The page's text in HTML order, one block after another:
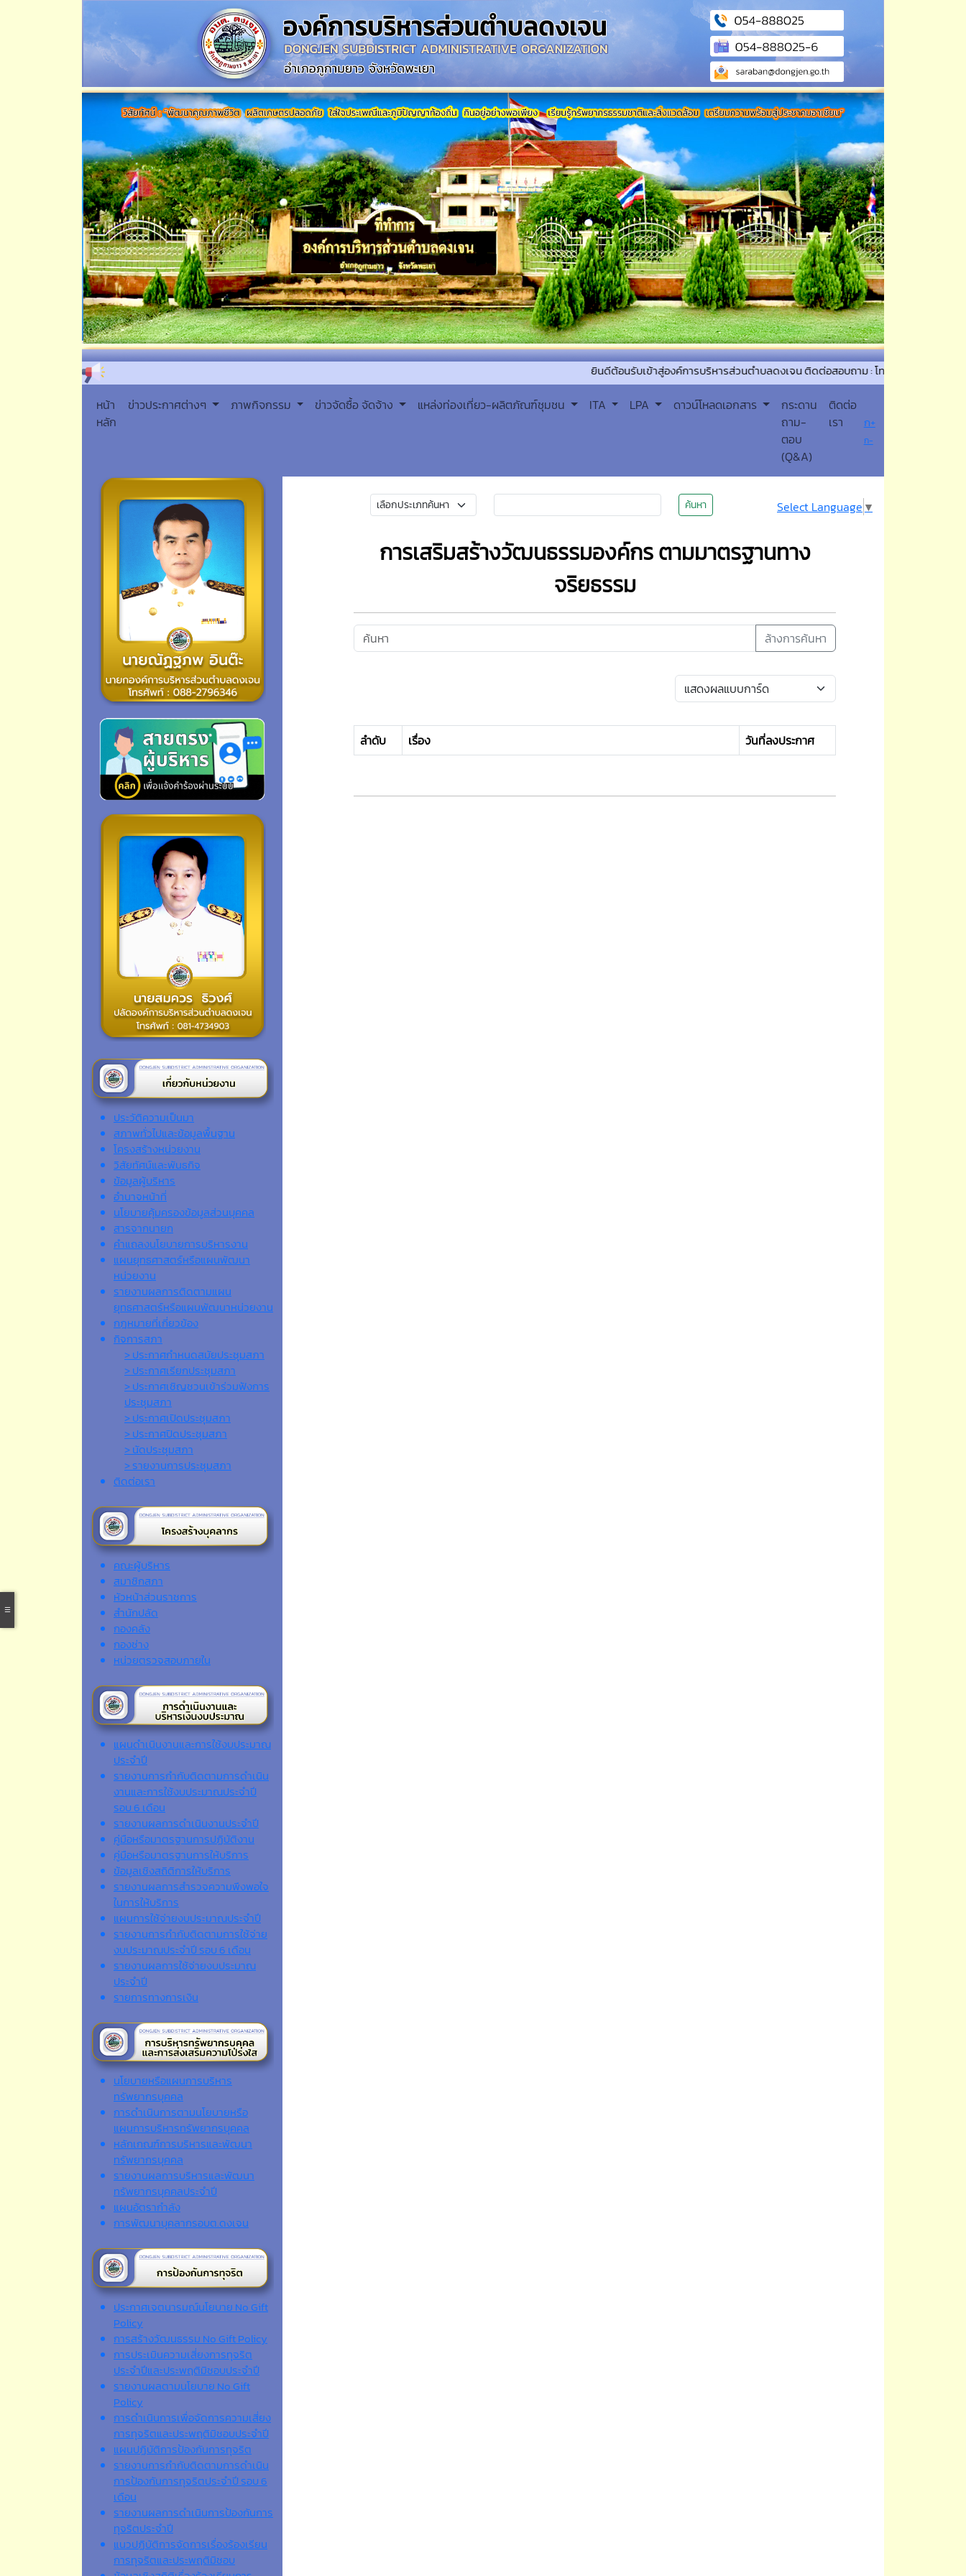
ยินดีต้อนรับเข้าสู่องค์การบริหารส่วนตำบลดงเจน ติดต่อสอบถาม : โทรศัพท์/ โทรสาร 054-
หน้า
หลัก
ข่าวประกาศต่างๆ ภาพกิจกรรม ข่าวจัดซื้อ จัดจ้าง แหล่งท่องเที่ยว-ผลิตภัณฑ์ชุมชน ITA LPA ดาวน์โหลดเอกสาร
กระดาน
ถาม-
ตอบ
(Q&A)
ติดต่อ
เรา
ก+
ก-
ประวัติความเป็นมา
สภาพทั่วไปและข้อมูลพื้นฐาน
โครงสร้างหน่วยงาน
วิสัยทัศน์และพันธกิจ
ข้อมูลผู้บริหาร
อำนาจหน้าที่
นโยบายคุ้มครองข้อมูลส่วนบุคคล
สารจากนายก
คำแถลงนโยบายการบริหารงาน
แผนยุทธศาสตร์หรือแผนพัฒนา
หน่วยงาน
รายงานผลการติดตามแผน
ยุทธศาสตร์หรือแผนพัฒนาหน่วยงาน
กฎหมายที่เกี่ยวข้อง
กิจการสภา
> ประกาศกำหนดสมัยประชุมสภา
> ประกาศเรียกประชุมสภา
> ประกาศเชิญชวนเข้าร่วมฟังการ
ประชุมสภา
> ประกาศเปิดประชุมสภา
> ประกาศปิดประชุมสภา
> นัดประชุมสภา
> รายงานการประชุมสภา
ติดต่อเรา
คณะผู้บริหาร
สมาชิกสภา
หัวหน้าส่วนราชการ
สำนักปลัด
กองคลัง
กองช่าง
หน่วยตรวจสอบภายใน
แผนดำเนินงานและการใช้งบประมาณ
ประจำปี
รายงานการกำกับติดตามการดำเนิน
งานและการใช้งบประมาณประจำปี
รอบ 6 เดือน
รายงานผลการดำเนินงานประจำปี
คู่มือหรือมาตรฐานการปฏิบัติงาน
คู่มือหรือมาตรฐานการให้บริการ
ข้อมูลเชิงสถิติการให้บริการ
รายงานผลการสำรวจความพึงพอใจ
ในการให้บริการ
แผนการใช้จ่ายงบประมาณประจำปี
รายงานการกำกับติดตามการใช้จ่าย
งบประมาณประจำปี รอบ 6 เดือน
รายงานผลการใช้จ่ายงบประมาณ
ประจำปี
รายการทางการเงิน
นโยบายหรือแผนการบริหาร
ทรัพยากรบุคคล
การดำเนินการตามนโยบายหรือ
แผนการบริหารทรัพยากรบุคคล
หลักเกณฑ์การบริหารและพัฒนา
ทรัพยากรบุคคล
รายงานผลการบริหารและพัฒนา
ทรัพยากรบุคคลประจำปี
แผนอัตรากำลัง
การพัฒนาบุคลากรอบต.ดงเจน
ประกาศเจตนารมณ์นโยบาย No Gift
Policy
การสร้างวัฒนธรรม No Gift Policy
การประเมินความเสี่ยงการทุจริต
ประจำปีและประพฤติมิชอบประจำปี
รายงานผลตามนโยบาย No Gift
Policy
การดำเนินการเพื่อจัดการความเสี่ยง
การทุจริตและประพฤติมิชอบประจำปี
แผนปฏิบัติการป้องกันการทุจริต
รายงานการกำกับติดตามการดำเนิน
การป้องกันการทุจริตประจำปี รอบ 6
เดือน
รายงานผลการดำเนินการป้องกันการ
ทุจริตประจำปี
แนวปฏิบัติการจัดการเรื่องร้องเรียน
การทุจริตและประพฤติมิชอบ
ค้นหา Select Language ▼
การเสริมสร้างวัฒนธรรมองค์กร ตามมาตรฐานทาง
จริยธรรม
ล้างการค้นหา
ลำดับ เรื่อง วันที่ลงประกาศ